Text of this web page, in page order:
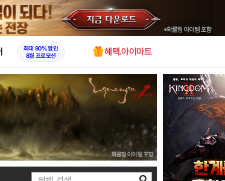
X
최대 90% 할인
8월 프로모션
혜택.아이마트